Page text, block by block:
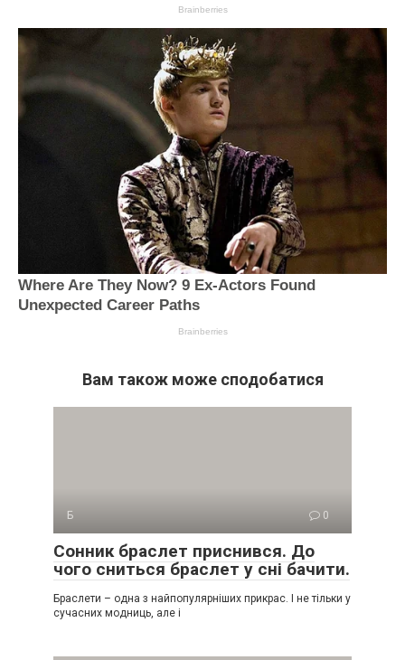
Вам також може сподобатися
Б 0
Сонник браслет приснився. До
чого сниться браслет у сні бачити.
Браслети – одна з найпопулярніших прикрас. І не тільки у
сучасних модниць, але і